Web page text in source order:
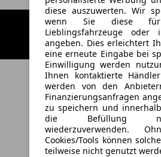
diese auszuwerten. Wir
wenn Sie diese für
Lieblingsfahrzeuge oder
angeben. Dies erleichtert
eine erneute Eingabe bei
Einwilligung werden
Ihnen kontaktierte
werden von den
Finanzierungsanfragen
zu speichern und
die Befüllung
wiederzuverwenden.
Cookies/Tools können
teilweise nicht genutzt